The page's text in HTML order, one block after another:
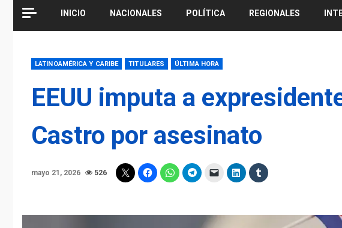
INICIO NACIONALES POLÍTICA REGIONALES
LATINOAMÉRICA Y CARIBE TITULARES ÚLTIMA HORA
EEUU imputa a
Castro por asesinato
mayo 21, 2026 526